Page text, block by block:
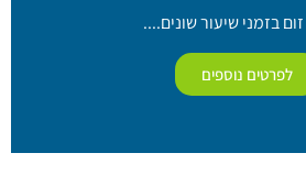
בזמני שיעור שונים....
לפרטים נוספים